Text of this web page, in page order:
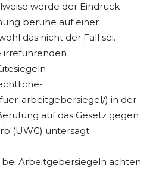
werde der Eindruck
beruhe auf einer
das nicht der Fall sei.
irreführenden
arbeitgebersiegel/) in der
auf das Gesetz gegen
(UWG) untersagt.
Arbeitgebersiegeln achten